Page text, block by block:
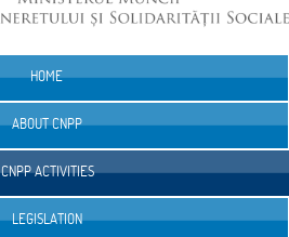
HOME
ABOUT CNPP
CNPP ACTIVITIES
LEGISLATION